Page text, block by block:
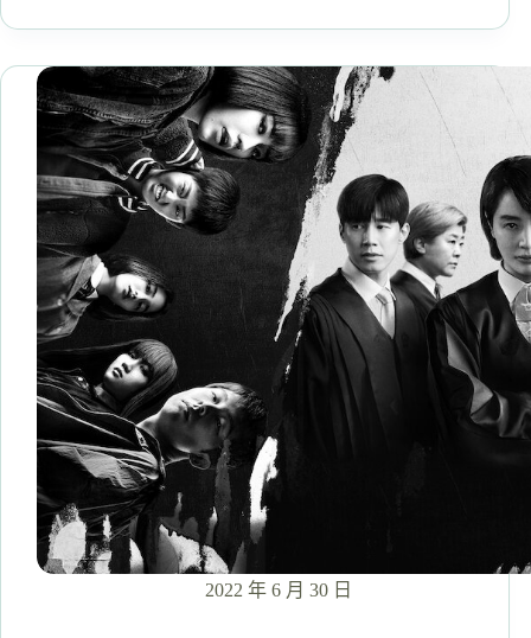
非
律
師
禹
英
的
斌
過
這
些
戲？
Netflix
新
劇
熱
播
2022 年 6 月 30 日